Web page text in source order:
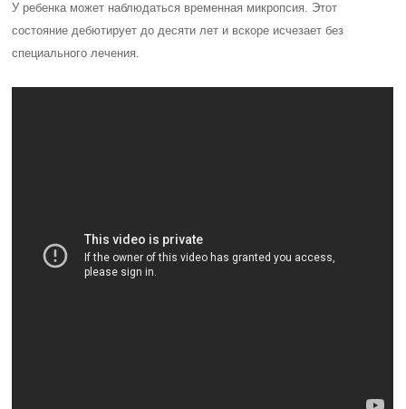
У ребенка может наблюдаться временная микропсия. Этот
состояние дебютирует до десяти лет и вскоре исчезает без
специального лечения.